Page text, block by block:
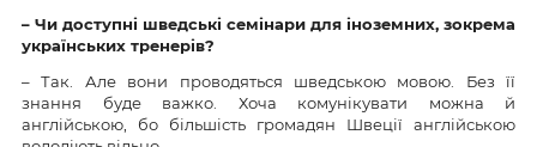
– Чи доступні шведські семінари для іноземних, зокрема
українських тренерів?
– Так. Але вони проводяться шведською мовою. Без її
знання буде важко. Хоча комунікувати можна й
англійською, бо більшість громадян Швеції англійською